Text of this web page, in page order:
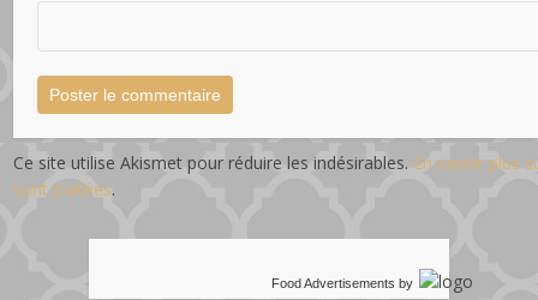
Ce site utilise Akismet pour réduire les indésirables. En savoir plus
sont traitées.
Food Advertisements by